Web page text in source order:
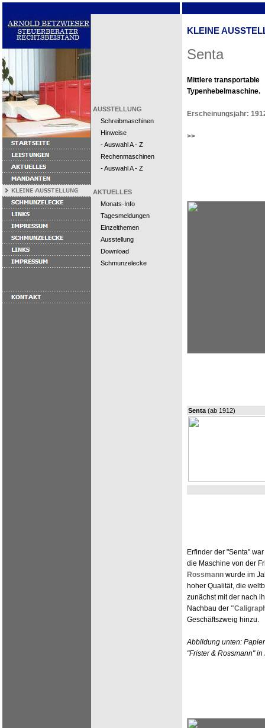
AUSSTELLUNG
Schreibmaschinen
Hinweise
- Auswahl A - Z
Rechenmaschinen
- Auswahl A - Z
AKTUELLES
Monats-Info
Tagesmeldungen
Einzelthemen
Ausstellung
Download
Schmunzelecke
KLEINE
Senta
Mittlere transportable
Typenhebelmaschine.
Erscheinungsjahr:
>>
Senta (ab 1912)
Erfinder der "Senta"
die Maschine von der
Rossmann wurde im
hoher Qualität, die
zunächst mit der nach
Nachbau der
Geschäftszweig hinzu.
Abbildung unten:
"Frister & Rossmann"